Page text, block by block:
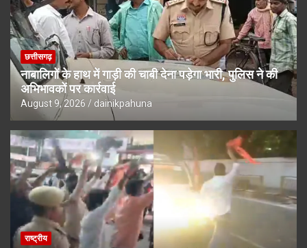
छत्तीसगढ़
नाबालिगों के हाथ में गाड़ी की चाबी देना पड़ेगा भारी, पुलिस ने की
अभिभावकों पर कार्रवाई
August 9, 2026 dainikpahuna
राष्ट्रीय